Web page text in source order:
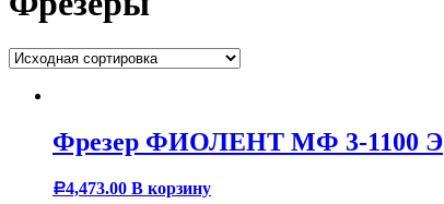
Фрезер ФИОЛЕНТ МФ 3-1100 Э
Р4,473.00 В корзину